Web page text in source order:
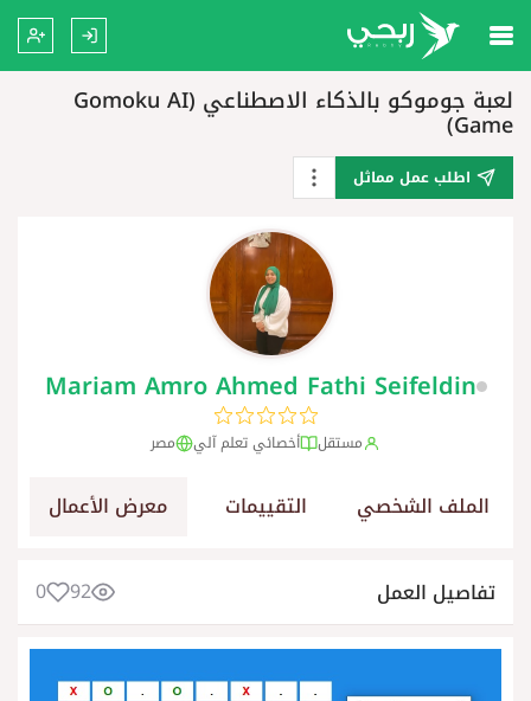
لعبة جوموكو بالذكاء الاصطناعي (Gomoku AI
Game)
اطلب عمل مماثل
Mariam Amro Ahmed Fathi Seifeldin
مستقل أخصائي تعلم آلي مصر
الملف الشخصي التقييمات معرض الأعمال
تفاصيل العمل 92
0